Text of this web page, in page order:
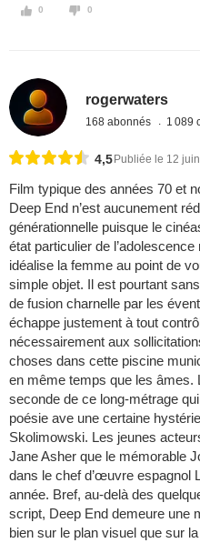
0 0
rogerwaters
168 abonnés 1 089
4,5 Publiée le 12
Film typique des années 70 et
Deep End n’est aucunement
générationnelle puisque le
état particulier de
idéalise la femme au point de
simple objet. Il est pourtant
de fusion charnelle par les
échappe justement à tout
nécessairement aux
choses dans cette piscine
en même temps que les âmes.
seconde de ce long-métrage
poésie ave une certaine
Skolimowski. Les jeunes
Jane Asher que le mémorable
dans le chef d’œuvre espagnol
année. Bref, au-delà des
script, Deep End demeure une
bien sur le plan visuel que sur